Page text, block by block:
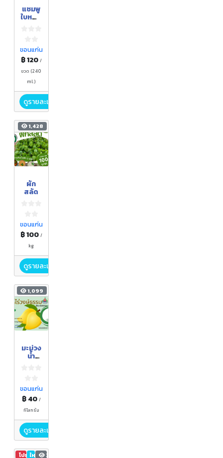
แชมพู
ใบหญ้า
ขอนแก่น
฿ 120 /
ขวด (240
ml.)
ดูรายละเอียด
1,428
ผัก
สลัด
ขอนแก่น
฿ 100 /
kg
ดูรายละเอียด
1,099
มะม่วง
น้ำ
ขอนแก่น
฿ 40 /
กิโลกรัม
ดูรายละเอียด
โปรโมชัน
ใหม่ 2,106